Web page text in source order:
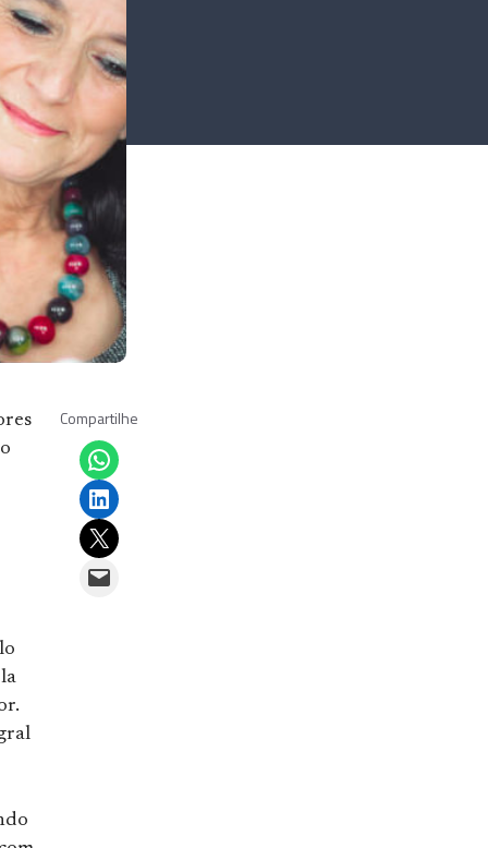
Compartilhe
Share on WhatsApp
Share on LinkedIn
Email this Page
Email this Page